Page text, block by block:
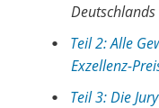
Teil 2: Alle
Exzellenz-
Teil 3: Die